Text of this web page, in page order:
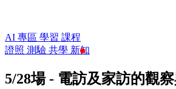
AI 專區 學習 課程
證照 測驗 共學 新知
5/28場 - 電訪及家訪的觀